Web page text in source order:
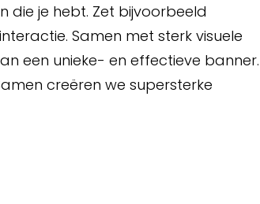
die je hebt. Zet bijvoorbeeld
Samen met sterk visuele
een unieke- en effectieve banner.
creëren we supersterke